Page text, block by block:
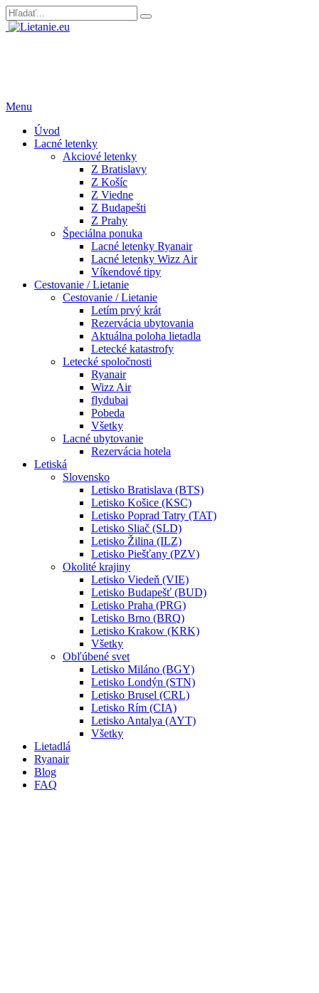
Menu
Úvod
Lacné letenky
Akciové letenky
Z Bratislavy
Z Košíc
Z Viedne
Z Budapešti
Z Prahy
Špeciálna ponuka
Lacné letenky Ryanair
Lacné letenky Wizz Air
Víkendové tipy
Cestovanie / Lietanie
Cestovanie / Lietanie
Letím prvý krát
Rezervácia ubytovania
Aktuálna poloha lietadla
Letecké katastrofy
Letecké spoločnosti
Ryanair
Wizz Air
flydubai
Pobeda
Všetky
Lacné ubytovanie
Rezervácia hotela
Letiská
Slovensko
Letisko Bratislava (BTS)
Letisko Košice (KSC)
Letisko Poprad Tatry (TAT)
Letisko Sliač (SLD)
Letisko Žilina (ILZ)
Letisko Piešťany (PZV)
Okolité krajiny
Letisko Viedeň (VIE)
Letisko Budapešť (BUD)
Letisko Praha (PRG)
Letisko Brno (BRQ)
Letisko Krakow (KRK)
Všetky
Obľúbené svet
Letisko Miláno (BGY)
Letisko Londýn (STN)
Letisko Brusel (CRL)
Letisko Rím (CIA)
Letisko Antalya (AYT)
Všetky
Lietadlá
Ryanair
Blog
FAQ